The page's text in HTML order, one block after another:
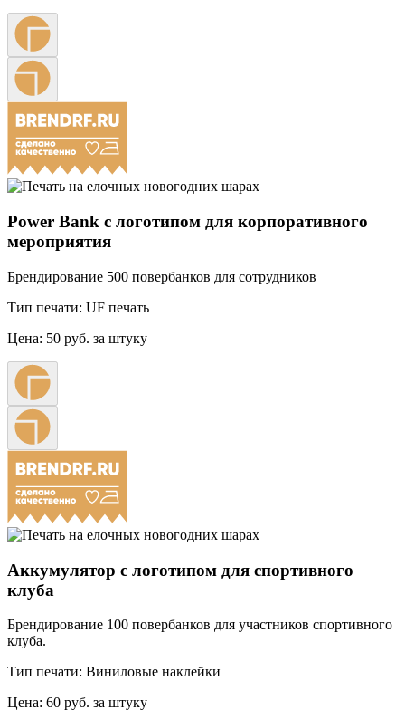
Power Bank с логотипом для корпоративного
мероприятия
Брендирование 500 повербанков для сотрудников
Тип печати: UF печать
Цена: 50 руб. за штуку
Аккумулятор с логотипом для спортивного
клуба
Брендирование 100 повербанков для участников спортивного
клуба.
Тип печати: Виниловые наклейки
Цена: 60 руб. за штуку